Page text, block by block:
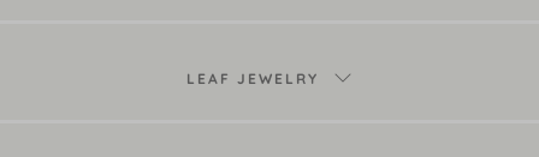
LEAF JEWELRY